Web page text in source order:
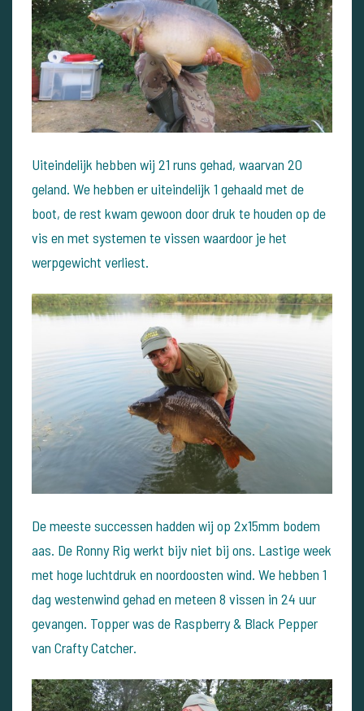
Uiteindelijk hebben wij 21 runs gehad, waarvan 20
geland. We hebben er uiteindelijk 1 gehaald met de
boot, de rest kwam gewoon door druk te houden op de
vis en met systemen te vissen waardoor je het
werpgewicht verliest.
De meeste successen hadden wij op 2x15mm bodem
aas. De Ronny Rig werkt bijv niet bij ons. Lastige week
met hoge luchtdruk en noordoosten wind. We hebben 1
dag westenwind gehad en meteen 8 vissen in 24 uur
gevangen. Topper was de Raspberry & Black Pepper
van Crafty Catcher.